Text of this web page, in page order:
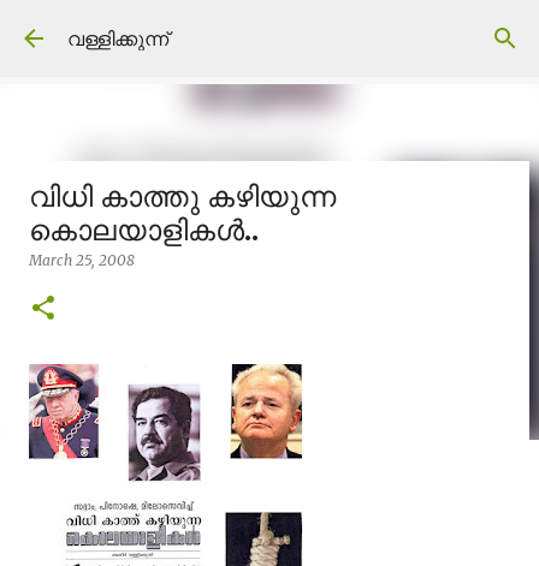
വള്ളിക്കുന്ന്
വിധി കാത്തു കഴിയുന്ന
കൊലയാളികള്‍..
March 25, 2008